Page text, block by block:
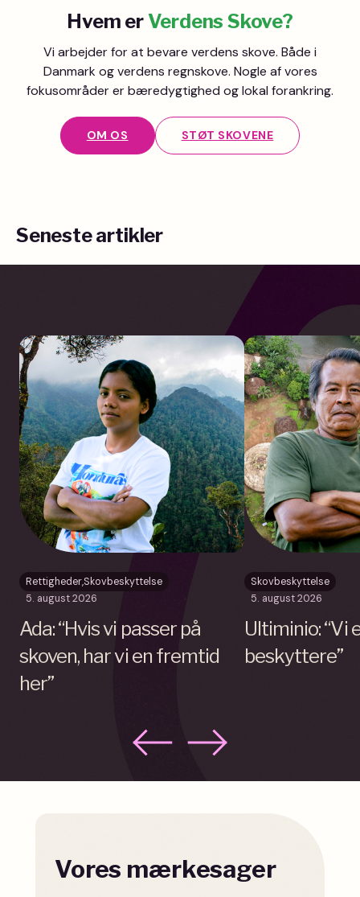
Hvem erVerdens Skove?
Vi arbejder for at bevare verdens skove. Både i
Danmark og verdens regnskove. Nogle af vores
fokusområder er bæredygtighed og lokal forankring.
OM OS STØT SKOVENE
Seneste artikler
Rettigheder,Skovbeskyttelse
5. august 2026
Ada: “Hvis vi passer på
skoven, har vi en fremtid
her”
Skovbeskyttelse
5. august 2026
Ultiminio: “Vi
beskyttere”
Vores mærkesager